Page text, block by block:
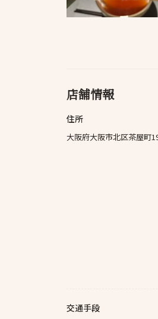
店舗情報
住所
大阪府大阪市北区茶屋町
交通手段